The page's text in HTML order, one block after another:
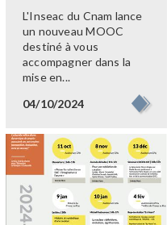
L'Inseac du Cnam lance
un nouveau MOOC
destiné à vous
accompagner dans la
mise en...
04/10/2024